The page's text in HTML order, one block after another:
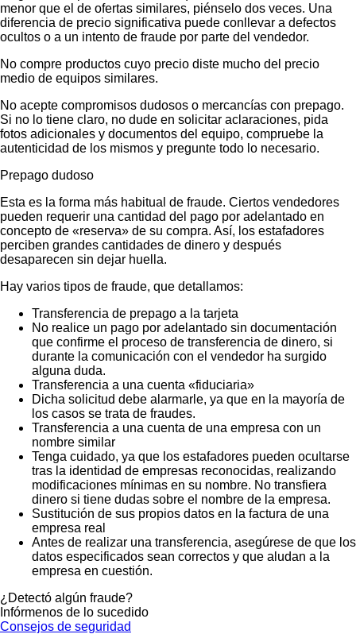
menor que el de ofertas similares, piénselo dos veces. Una
diferencia de precio significativa puede conllevar a defectos
ocultos o a un intento de fraude por parte del vendedor.
No compre productos cuyo precio diste mucho del precio
medio de equipos similares.
No acepte compromisos dudosos o mercancías con prepago.
Si no lo tiene claro, no dude en solicitar aclaraciones, pida
fotos adicionales y documentos del equipo, compruebe la
autenticidad de los mismos y pregunte todo lo necesario.
Prepago dudoso
Esta es la forma más habitual de fraude. Ciertos vendedores
pueden requerir una cantidad del pago por adelantado en
concepto de «reserva» de su compra. Así, los estafadores
perciben grandes cantidades de dinero y después
desaparecen sin dejar huella.
Hay varios tipos de fraude, que detallamos:
Transferencia de prepago a la tarjeta
No realice un pago por adelantado sin documentación
que confirme el proceso de transferencia de dinero, si
durante la comunicación con el vendedor ha surgido
alguna duda.
Transferencia a una cuenta «fiduciaria»
Dicha solicitud debe alarmarle, ya que en la mayoría de
los casos se trata de fraudes.
Transferencia a una cuenta de una empresa con un
nombre similar
Tenga cuidado, ya que los estafadores pueden ocultarse
tras la identidad de empresas reconocidas, realizando
modificaciones mínimas en su nombre. No transfiera
dinero si tiene dudas sobre el nombre de la empresa.
Sustitución de sus propios datos en la factura de una
empresa real
Antes de realizar una transferencia, asegúrese de que los
datos especificados sean correctos y que aludan a la
empresa en cuestión.
¿Detectó algún fraude?
Infórmenos de lo sucedido
Consejos de seguridad